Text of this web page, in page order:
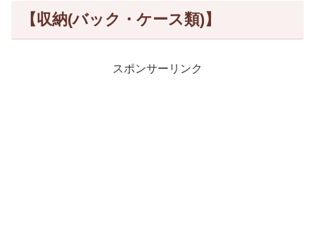
【収納(バック・ケース類)】
スポンサーリンク